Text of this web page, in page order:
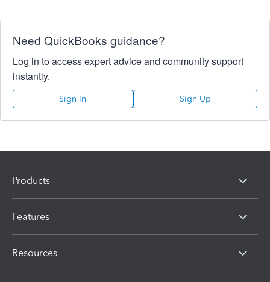
Need QuickBooks guidance?
Log in to access expert advice and community support
instantly.
Sign In Sign Up
Products
Features
Resources